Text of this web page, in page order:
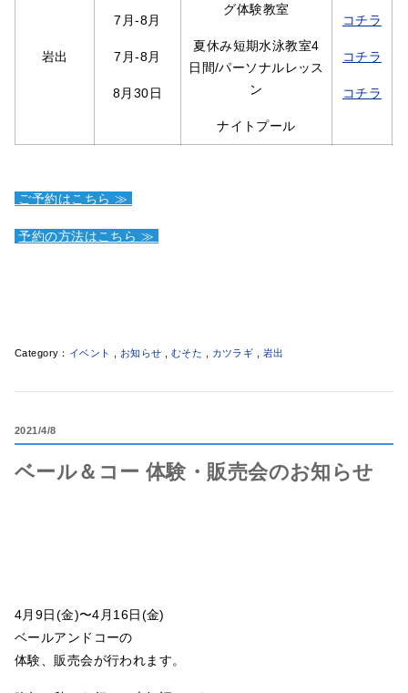
岩出
7月-8月
7月-8月
8月30日
グ体験教室
夏休み短期水泳教室4
日間/パーソナルレッス
ン
ナイトプール
コチラ
コチラ
コチラ
ご予約はこちら ≫
予約の方法はこちら ≫
イベント お知らせ むそた カツラギ 岩出
2021 4/8
ベール＆コー 体験・販売会のお知らせ
4月9日(金)〜4月16日(金)
ベールアンドコーの
体験、販売会が行われます。